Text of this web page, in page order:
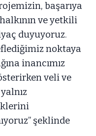
başarıya
ve yetkili
duyuyoruz.
noktaya
inancımız
veli ve
şeklinde